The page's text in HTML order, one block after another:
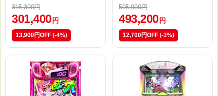
315,300円
301,400 円
13,900円OFF (-4%)
505,900円
493,200 円
12,700円OFF (-3%)